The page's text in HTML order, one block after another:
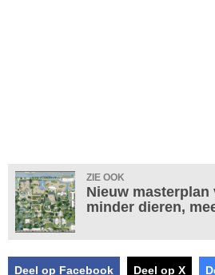
ZIE OOK
Nieuw
minder dieren,
Deel op Facebook Deel op X